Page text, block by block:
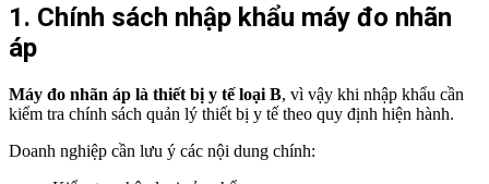
1. Chính sách nhập khẩu máy đo nhãn
áp
Máy đo nhãn áp là thiết bị y tế loại B, vì vậy khi nhập khẩu cần
kiểm tra chính sách quản lý thiết bị y tế theo quy định hiện hành.
Doanh nghiệp cần lưu ý các nội dung chính: